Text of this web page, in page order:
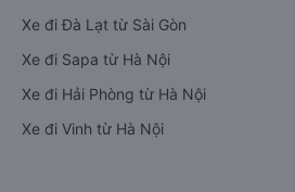
Xe đi Đà Lạt từ Sài Gòn
Xe đi Sapa từ Hà Nội
Xe đi Hải Phòng từ Hà Nội
Xe đi Vinh từ Hà Nội